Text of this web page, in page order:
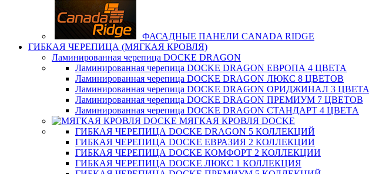
ФАСАДНЫЕ ПАНЕЛИ CANADA RIDGE
ГИБКАЯ ЧЕРЕПИЦА (МЯГКАЯ КРОВЛЯ)
Ламинированная черепица DOCKE DRAGON
Ламинированная черепица DOCKE DRAGON ЕВРОПА 4 ЦВЕТА
Ламинированная черепица DOCKE DRAGON ЛЮКС 8 ЦВЕТОВ
Ламинированная черепица DOCKE DRAGON ОРИДЖИНАЛ 3 ЦВЕТА
Ламинированная черепица DOCKE DRAGON ПРЕМИУМ 7 ЦВЕТОВ
Ламинированная черепица DOCKE DRAGON СТАНДАРТ 4 ЦВЕТA
МЯГКАЯ КРОВЛЯ DOCKE
ГИБКАЯ ЧЕРЕПИЦА DOCKE DRAGON 5 КОЛЛЕКЦИЙ
ГИБКАЯ ЧЕРЕПИЦА DOCKE ЕВРАЗИЯ 2 КОЛЛЕКЦИИ
ГИБКАЯ ЧЕРЕПИЦА DOCKE КОМФОРТ 2 КОЛЛЕКЦИИ
ГИБКАЯ ЧЕРЕПИЦА DOCKE ЛЮКС 1 КОЛЛЕКЦИЯ